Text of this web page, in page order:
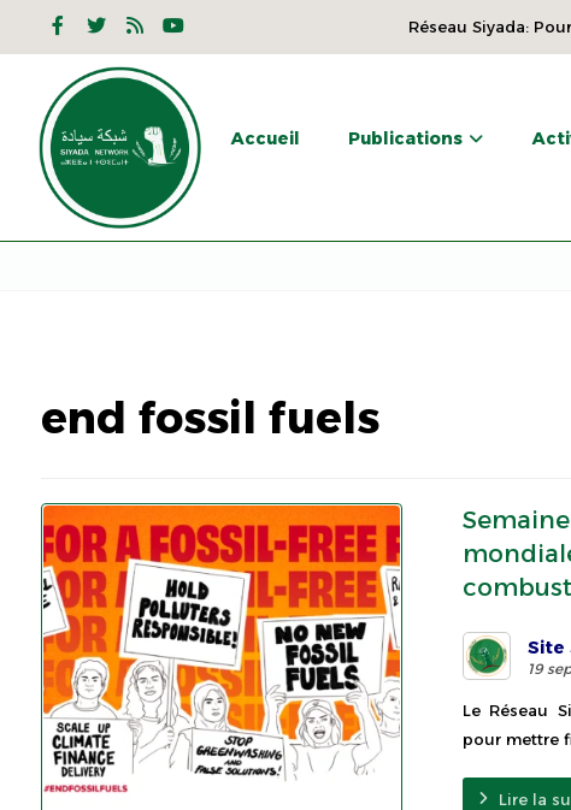
Réseau Siyada:
Accueil Publications
end fossil fuels
Site
19
Le Réseau
pour mettre
Lire la